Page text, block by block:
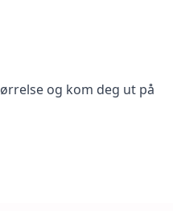
og kom deg ut på